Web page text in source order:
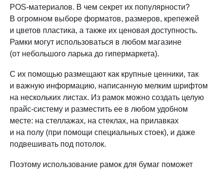
POS-материалов. В чем секрет их популярности?
В огромном выборе форматов, размеров, крепежей
и цветов пластика, а также их ценовая доступность.
Рамки могут использоваться в любом магазине
(от небольшого ларька до гипермаркета).
С их помощью размещают как крупные ценники, так
и важную информацию, написанную мелким шрифтом
на нескольких листах. Из рамок можно создать целую
прайс-систему и разместить ее в любом удобном
месте: на стеллажах, на стеклах, на прилавках
и на полу (при помощи специальных стоек), и даже
подвешивать под потолок.
Поэтому использование рамок для бумаг поможет